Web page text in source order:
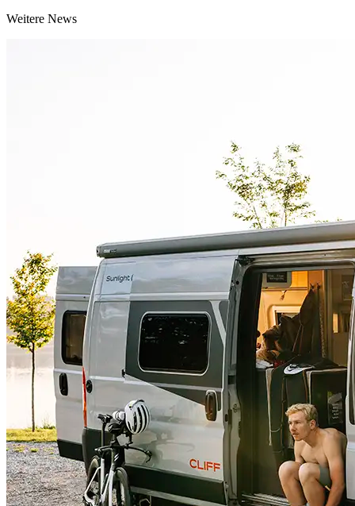
Weitere News